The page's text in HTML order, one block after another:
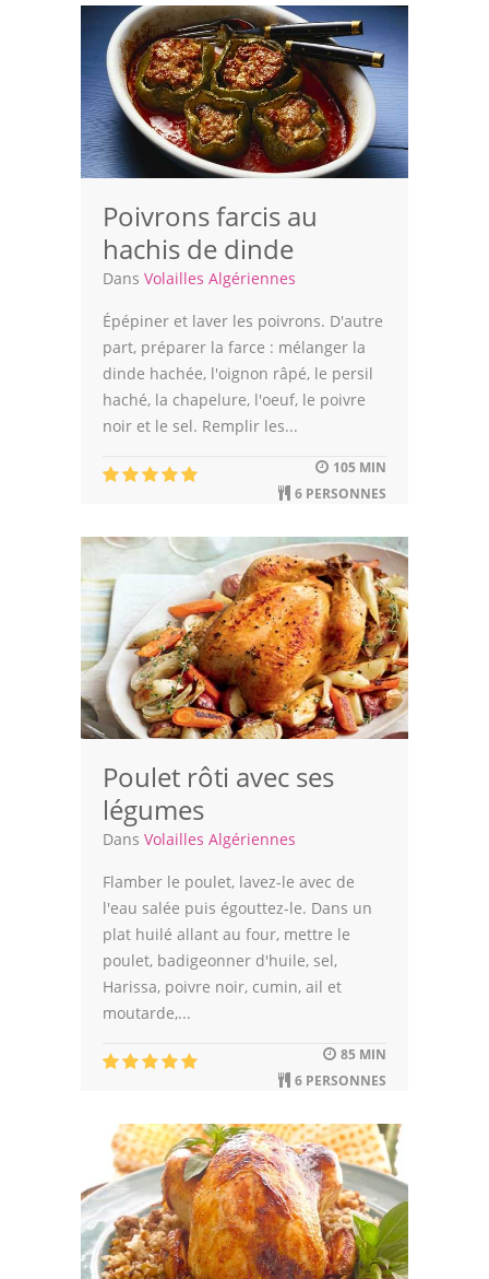
Volailles
Cuisines Orientales
Pâtisseries Orientales
Recettes marocaine
Cuisine Tunisienne
Cuisine Juive
Cuisine Libanaise
Articles
Actualités
Astuces de cuisine
Fêtes Religieuses
Chefs
Forum
Thèmes
Poivrons farcis au
hachis de dinde
Dans Volailles Algériennes
Épépiner et laver les poivrons. D'autre
part, préparer la farce : mélanger la
dinde hachée, l'oignon râpé, le persil
haché, la chapelure, l'oeuf, le poivre
noir et le sel. Remplir les...
105 MIN
6 PERSONNES
Poulet rôti avec ses
légumes
Dans Volailles Algériennes
Flamber le poulet, lavez-le avec de
l'eau salée puis égouttez-le. Dans un
plat huilé allant au four, mettre le
poulet, badigeonner d'huile, sel,
Harissa, poivre noir, cumin, ail et
moutarde,...
85 MIN
6 PERSONNES